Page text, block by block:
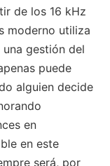
de los 16 kHz
moderno utiliza
gestión del
puede
alguien decide
en
en este
será, por